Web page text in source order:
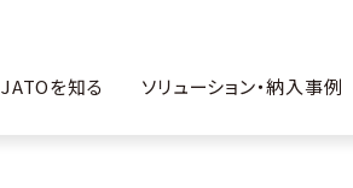
JATOを知る ソリューション・納入事例